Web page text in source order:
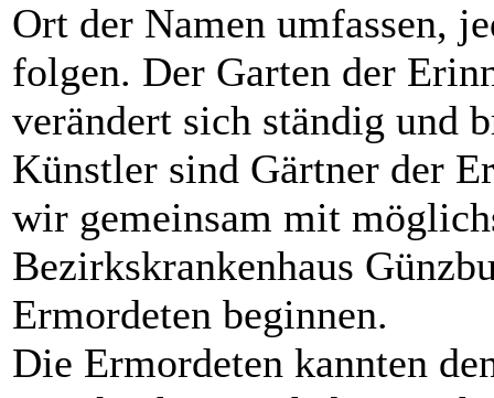
Ort der Namen umfassen,
folgen. Der Garten der
verändert sich ständig und
Künstler sind Gärtner der
wir gemeinsam mit
Bezirkskrankenhaus
Ermordeten beginnen.
Die Ermordeten kannten